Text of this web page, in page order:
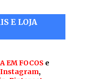
E LOJA
EM FOCOS e
Instagram,